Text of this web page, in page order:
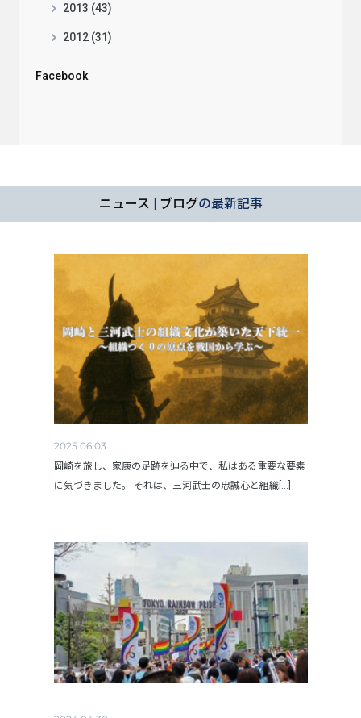
2013 (43)
2012 (31)
Facebook
ニュース ブログの最新記事
2025.06.03
岡崎を旅し、家康の足跡を辿る中で、私はある重要な要素
に気づきました。 それは、三河武士の忠誠心と組織[...]